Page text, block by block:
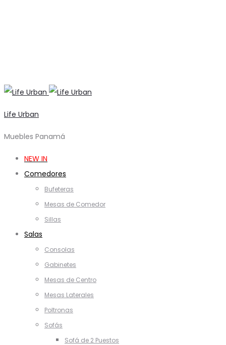
Life Urban
Muebles Panamá
NEW IN
Comedores
Bufeteras
Mesas de Comedor
Sillas
Salas
Consolas
Gabinetes
Mesas de Centro
Mesas Laterales
Poltronas
Sofás
Sofá de 2 Puestos